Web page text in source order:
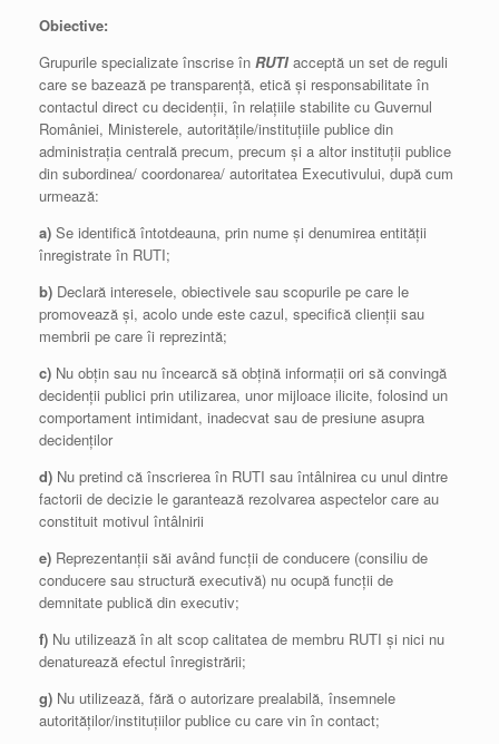
Obiective:
Grupurile specializate înscrise în RUTI acceptă un set de reguli
care se bazează pe transparență, etică și responsabilitate în
contactul direct cu decidenții, în relațiile stabilite cu Guvernul
României, Ministerele, autoritățile/instituțiile publice din
administrația centrală precum, precum și a altor instituții publice
din subordinea/ coordonarea/ autoritatea Executivului, după cum
urmează:
a) Se identifică întotdeauna, prin nume și denumirea entității
înregistrate în RUTI;
b) Declară interesele, obiectivele sau scopurile pe care le
promovează și, acolo unde este cazul, specifică clienții sau
membrii pe care îi reprezintă;
c) Nu obțin sau nu încearcă să obțină informații ori să convingă
decidenții publici prin utilizarea, unor mijloace ilicite, folosind un
comportament intimidant, inadecvat sau de presiune asupra
decidenților
d) Nu pretind că înscrierea în RUTI sau întâlnirea cu unul dintre
factorii de decizie le garantează rezolvarea aspectelor care au
constituit motivul întâlnirii
e) Reprezentanții săi având funcții de conducere (consiliu de
conducere sau structură executivă) nu ocupă funcții de
demnitate publică din executiv;
f) Nu utilizează în alt scop calitatea de membru RUTI și nici nu
denaturează efectul înregistrării;
g) Nu utilizează, fără o autorizare prealabilă, însemnele
autorităților/instituțiilor publice cu care vin în contact;